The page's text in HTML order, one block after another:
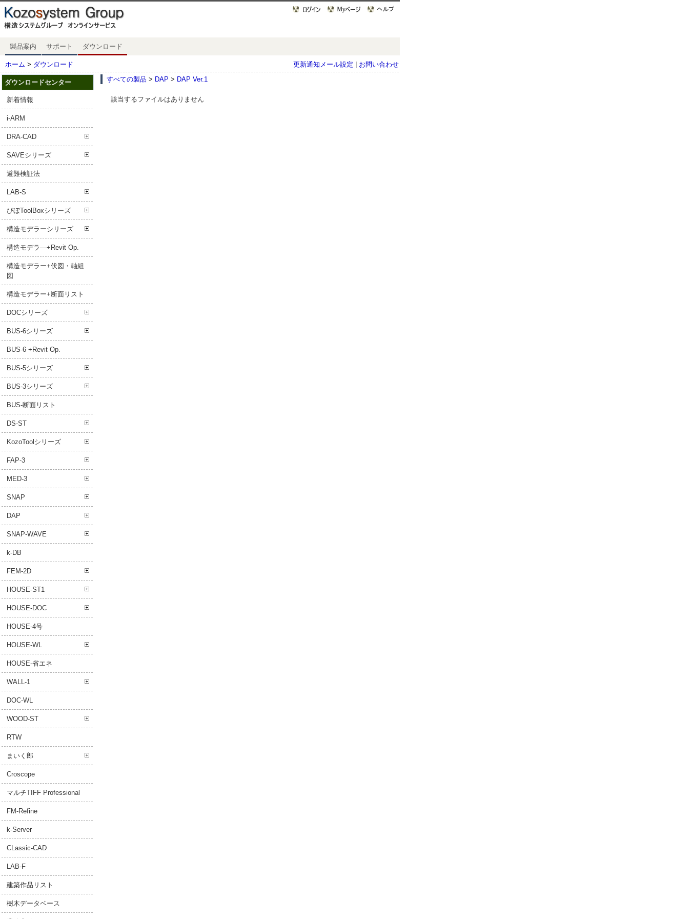
製品案内 サポート ダウンロード
ホーム > ダウンロード 更新通知メール設定 お問い合わせ
ダウンロードセンター
新着情報
i-ARM
DRA-CAD
SAVEシリーズ
避難検証法
LAB-S
ぴぼToolBoxシリーズ
構造モデラーシリーズ
構造モデラ―+Revit Op.
構造モデラー+伏図・軸組
図
構造モデラー+断面リスト
DOCシリーズ
BUS-6シリーズ
BUS-6 +Revit Op.
BUS-5シリーズ
BUS-3シリーズ
BUS-断面リスト
DS-ST
KozoToolシリーズ
FAP-3
MED-3
SNAP
DAP
SNAP-WAVE
k-DB
FEM-2D
HOUSE-ST1
HOUSE-DOC
HOUSE-4号
HOUSE-WL
HOUSE-省エネ
WALL-1
DOC-WL
WOOD-ST
RTW
まいく郎
Croscope
マルチTIFF Professional
FM-Refine
k-Server
CLassic-CAD
LAB-F
建築作品リスト
樹木データベース
すべての製品 > DAP > DAP Ver.1
該当するファイルはありません